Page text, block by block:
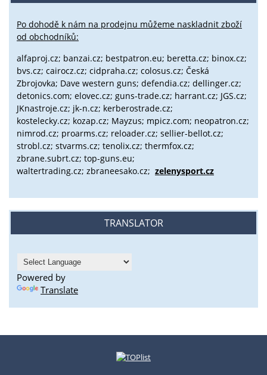
Po dohodě k nám na prodejnu můžeme naskladnit zboží
od obchodníků:
alfaproj.cz; banzai.cz; bestpatron.eu; beretta.cz; binox.cz;
bvs.cz; cairocz.cz; cidpraha.cz; colosus.cz; Česká
Zbrojovka; Dave western guns; defendia.cz; dellinger.cz;
detonics.com; elovec.cz; guns-trade.cz; harrant.cz; JGS.cz;
JKnastroje.cz; jk-n.cz; kerberostrade.cz;
kostelecky.cz; kozap.cz; Mayzus; mpicz.com; neopatron.cz;
nimrod.cz; proarms.cz; reloader.cz; sellier-bellot.cz;
strobl.cz; stvarms.cz; tenolix.cz; thermfox.cz;
zbrane.subrt.cz; top-guns.eu;
waltertrading.cz; zbraneesako.cz; zelenysport.cz
TRANSLATOR
Powered by
Translate